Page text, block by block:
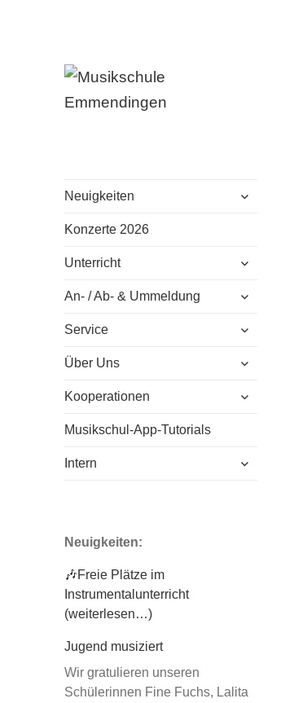
Neuigkeiten
untermenü
Konzerte 2026
Unterricht
untermenü
An- / Ab- & Ummeldung
untermenü
Service
untermenü
Über Uns
untermenü
Kooperationen
untermenü
Musikschul-App-Tutorials
Intern
untermenü
Neuigkeiten:
🎶Freie Plätze im
Instrumentalunterricht
(weiterlesen…)
Jugend musiziert
Wir gratulieren unseren
Schülerinnen Fine Fuchs, Lalita